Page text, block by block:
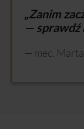
„Zanim
— sprawdź
— mec.